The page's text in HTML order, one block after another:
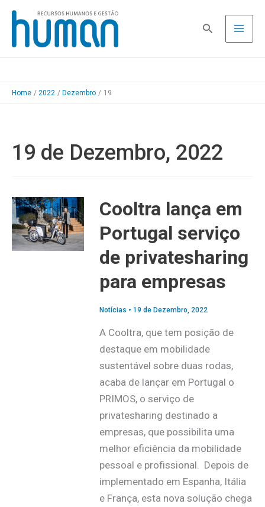
Skip
content
Pesquisa
Home 2022 Dezembro 19
19 de Dezembro, 2022
Cooltra lança em
Portugal serviço
de privatesharing
para empresas
Notícias • 19 de Dezembro, 2022
A Cooltra, que tem posição de
destaque em mobilidade
sustentável sobre duas rodas,
acaba de lançar em Portugal o
PRIMOS, o serviço de
privatesharing destinado a
empresas, que possibilita uma
melhor eficiência da mobilidade
pessoal e profissional. Depois de
implementado em Espanha, Itália
e França, esta nova solução chega